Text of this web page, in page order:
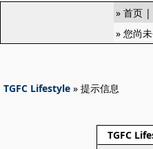
» 首页 |
» 您尚
TGFC Lifestyle » 提示信息
TGFC